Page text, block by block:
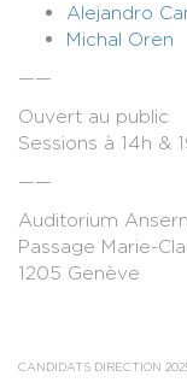
Alejandro
Michal Oren
——
Ouvert au public
Sessions à 14h &
——
Auditorium
Passage Marie-
1205 Genève
CANDIDATS DIRECTION